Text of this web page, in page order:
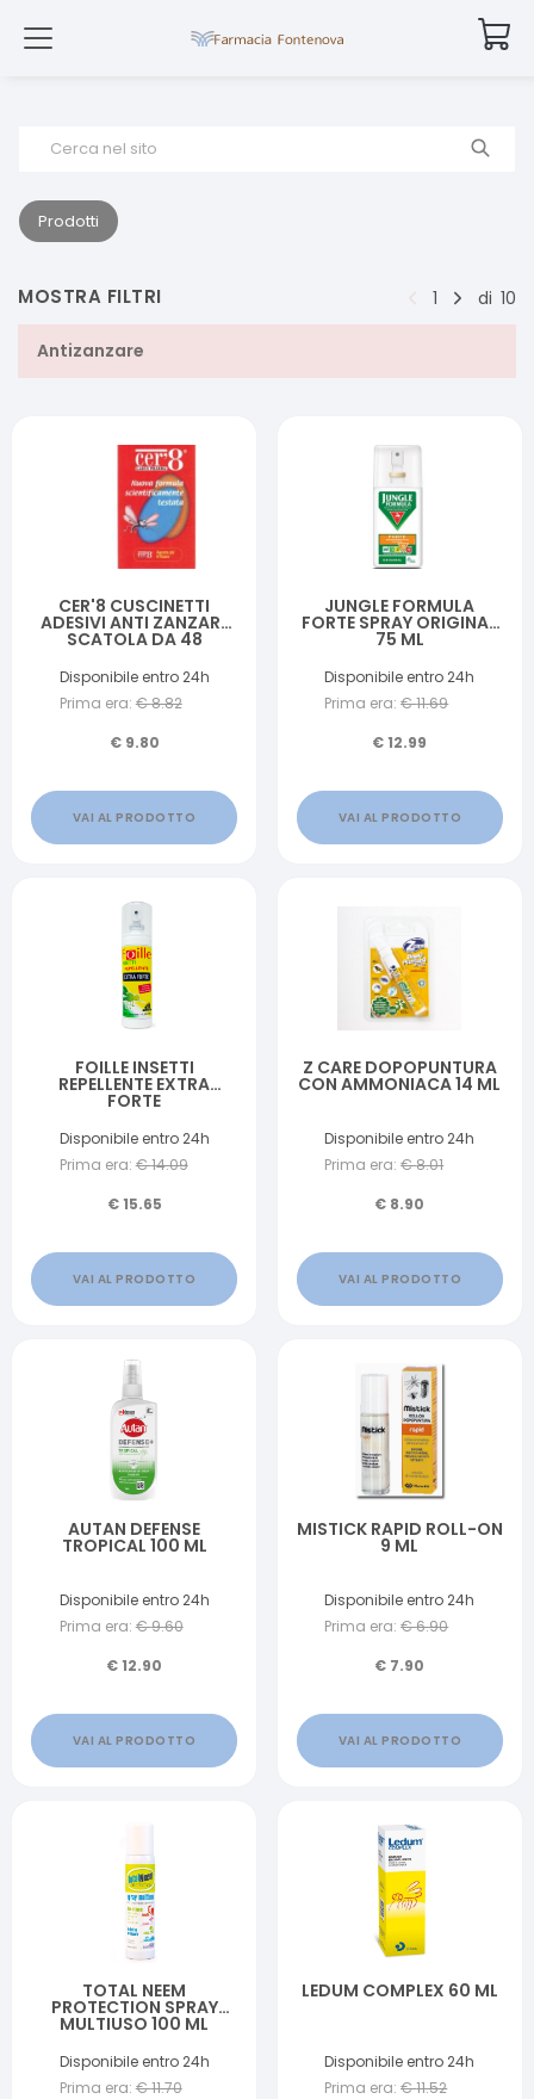
Cerca nel sito
Prodotti
MOSTRA FILTRI 1 di 10
Antizanzare
CER'8 CUSCINETTI
ADESIVI ANTI ZANZARE
SCATOLA DA 48
Disponibile entro 24h
Prima era: €8.82
€ 9.80
VAI AL PRODOTTO
JUNGLE FORMULA
FORTE SPRAY ORIGINAL
75 ML
Disponibile entro 24h
Prima era: €11.69
€12.99
VAI AL PRODOTTO
FOILLE INSETTI
REPELLENTE EXTRA
FORTE
Disponibile entro 24h
Prima era: €14.09
€15.65
VAI AL PRODOTTO
Z CARE DOPOPUNTURA
CON AMMONIACA 14 ML
Disponibile entro 24h
Prima era: €8.01
€ 8.90
VAI AL PRODOTTO
AUTAN DEFENSE
TROPICAL 100 ML
Disponibile entro 24h
Prima era: €9.60
€12.90
VAI AL PRODOTTO
MISTICK RAPID ROLL-ON
9 ML
Disponibile entro 24h
Prima era: €6.90
€ 7.90
VAI AL PRODOTTO
TOTAL NEEM
PROTECTION SPRAY
MULTIUSO 100 ML
Disponibile entro 24h
Prima era: €11.70
LEDUM COMPLEX 60 ML
Disponibile entro 24h
Prima era: €11.52